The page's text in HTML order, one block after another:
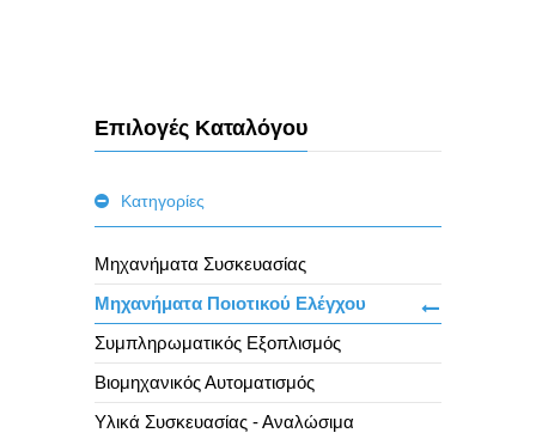
Επιλογές Καταλόγου
Κατηγορίες
Μηχανήματα Συσκευασίας
Μηχανήματα Ποιοτικού Ελέγχου
Συμπληρωματικός Εξοπλισμός
Βιομηχανικός Αυτοματισμός
Υλικά Συσκευασίας - Αναλώσιμα